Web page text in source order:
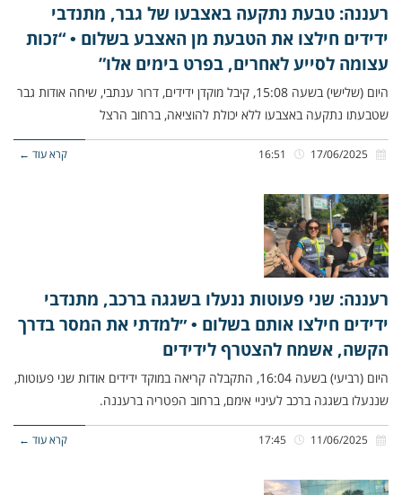
רעננה: טבעת נתקעה באצבעו של גבר, מתנדבי
ידידים חילצו את הטבעת מן האצבע בשלום • “זכות
עצומה לסייע לאחרים, בפרט בימים אלו”
היום (שלישי) בשעה 15:08, קיבל מוקדן ידידים, דרור ענתבי, שיחה אודות גבר
שטבעתו נתקעה באצבעו ללא יכולת להוציאה, ברחוב הרצל
קרא עוד ←
רעננה: שני פעוטות ננעלו בשגגה ברכב, מתנדבי
ידידים חילצו אותם בשלום • ״למדתי את המסר בדרך
הקשה, אשמח להצטרף לידידים
היום (רביעי) בשעה 16:04, התקבלה קריאה במוקד ידידים אודות שני פעוטות,
שננעלו בשגגה ברכב לעיניי אימם, ברחוב הפטריה ברעננה.
קרא עוד ←